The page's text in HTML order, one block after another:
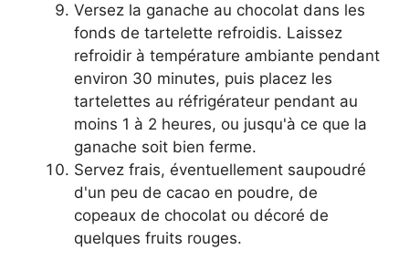
Versez la ganache au chocolat dans les
fonds de tartelette refroidis. Laissez
refroidir à température ambiante pendant
environ 30 minutes, puis placez les
tartelettes au réfrigérateur pendant au
moins 1 à 2 heures, ou jusqu'à ce que la
ganache soit bien ferme.
Servez frais, éventuellement saupoudré
d'un peu de cacao en poudre, de
copeaux de chocolat ou décoré de
quelques fruits rouges.